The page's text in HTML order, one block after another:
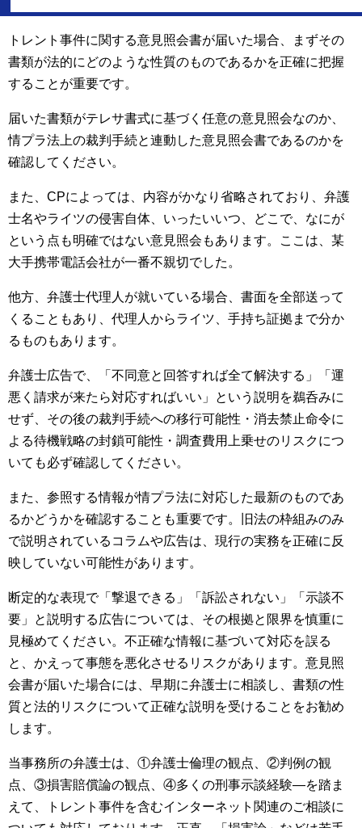
トレント事件に関する意見照会書が届いた場合、まずその
書類が法的にどのような性質のものであるかを正確に把握
することが重要です。
届いた書類がテレサ書式に基づく任意の意見照会なのか、
情プラ法上の裁判手続と連動した意見照会書であるのかを
確認してください。
また、CPによっては、内容がかなり省略されており、弁護
士名やライツの侵害自体、いったいいつ、どこで、なにが
という点も明確ではない意見照会もあります。ここは、某
大手携帯電話会社が一番不親切でした。
他方、弁護士代理人が就いている場合、書面を全部送って
くることもあり、代理人からライツ、手持ち証拠まで分か
るものもあります。
弁護士広告で、「不同意と回答すれば全て解決する」「運
悪く請求が来たら対応すればいい」という説明を鵜呑みに
せず、その後の裁判手続への移行可能性・消去禁止命令に
よる待機戦略の封鎖可能性・調査費用上乗せのリスクにつ
いても必ず確認してください。
また、参照する情報が情プラ法に対応した最新のものであ
るかどうかを確認することも重要です。旧法の枠組みのみ
で説明されているコラムや広告は、現行の実務を正確に反
映していない可能性があります。
断定的な表現で「撃退できる」「訴訟されない」「示談不
要」と説明する広告については、その根拠と限界を慎重に
見極めてください。不正確な情報に基づいて対応を誤る
と、かえって事態を悪化させるリスクがあります。意見照
会書が届いた場合には、早期に弁護士に相談し、書類の性
質と法的リスクについて正確な説明を受けることをお勧め
します。
当事務所の弁護士は、①弁護士倫理の観点、②判例の観
点、③損害賠償論の観点、④多くの刑事示談経験―を踏ま
えて、トレント事件を含むインターネット関連のご相談に